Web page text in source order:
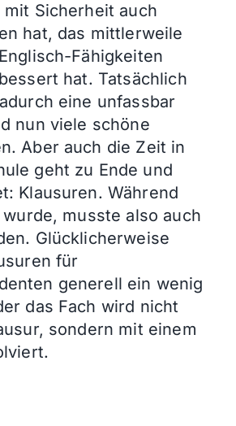
Sicherheit auch
hat, das mittlerweile
Fähigkeiten
hat. Tatsächlich
eine unfassbar
nun viele schöne
Aber auch die Zeit in
geht zu Ende und
Klausuren. Während
musste also auch
Glücklicherweise
für
generell ein wenig
das Fach wird nicht
sondern mit einem